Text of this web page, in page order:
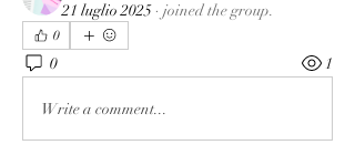
21 luglio 2025 · joined the group.
0
0 1
Write a comment...